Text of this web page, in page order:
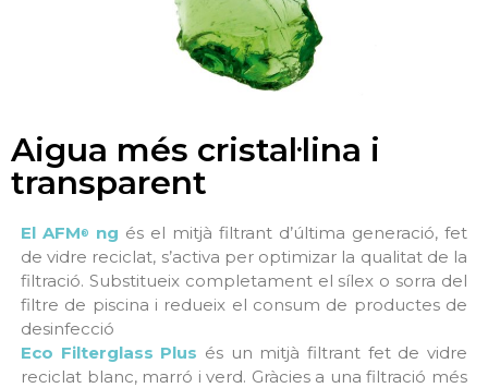
Aigua més cristal·lina i
transparent
El AFM® ng és el mitjà filtrant d’última generació, fet
de vidre reciclat, s’activa per optimizar la qualitat de la
filtració. Substitueix completament el sílex o sorra del
filtre de piscina i redueix el consum de productes de
desinfecció
Eco Filterglass Plus és un mitjà filtrant fet de vidre
reciclat blanc, marró i verd. Gràcies a una filtració més